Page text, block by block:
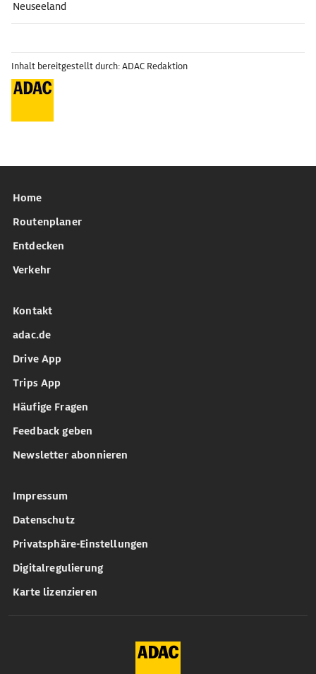
Neuseeland
Inhalt bereitgestellt durch: ADAC Redaktion
Home
Routenplaner
Entdecken
Verkehr
Kontakt
adac.de
Drive App
Trips App
Häufige Fragen
Feedback geben
Newsletter abonnieren
Impressum
Datenschutz
Privatsphäre-Einstellungen
Digitalregulierung
Karte lizenzieren